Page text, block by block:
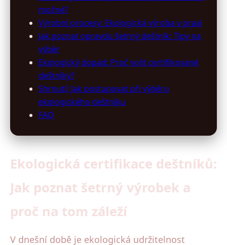
možné?
Výrobní procesy: Ekologická výroba v praxi
Jak poznat opravdu šetrný deštník: Tipy na
výběr
Ekologický dopad: Proč volit certifikované
deštníky?
Shrnutí: Jak postupovat při výběru
ekologického deštníku
FAQ
Ekologická certifikace deštníků:
Jak poznat šetrný výrobek a
proč na tom záleží
V dnešní době je ekologická udržitelnost